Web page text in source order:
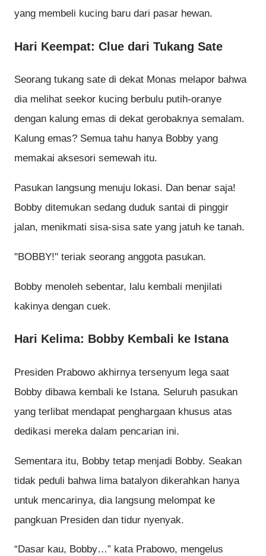
yang membeli kucing baru dari pasar hewan.
Hari Keempat: Clue dari Tukang Sate
Seorang tukang sate di dekat Monas melapor bahwa
dia melihat seekor kucing berbulu putih-oranye
dengan kalung emas di dekat gerobaknya semalam.
Kalung emas? Semua tahu hanya Bobby yang
memakai aksesori semewah itu.
Pasukan langsung menuju lokasi. Dan benar saja!
Bobby ditemukan sedang duduk santai di pinggir
jalan, menikmati sisa-sisa sate yang jatuh ke tanah.
"BOBBY!" teriak seorang anggota pasukan.
Bobby menoleh sebentar, lalu kembali menjilati
kakinya dengan cuek.
Hari Kelima: Bobby Kembali ke Istana
Presiden Prabowo akhirnya tersenyum lega saat
Bobby dibawa kembali ke Istana. Seluruh pasukan
yang terlibat mendapat penghargaan khusus atas
dedikasi mereka dalam pencarian ini.
Sementara itu, Bobby tetap menjadi Bobby. Seakan
tidak peduli bahwa lima batalyon dikerahkan hanya
untuk mencarinya, dia langsung melompat ke
pangkuan Presiden dan tidur nyenyak.
“Dasar kau, Bobby…” kata Prabowo, mengelus